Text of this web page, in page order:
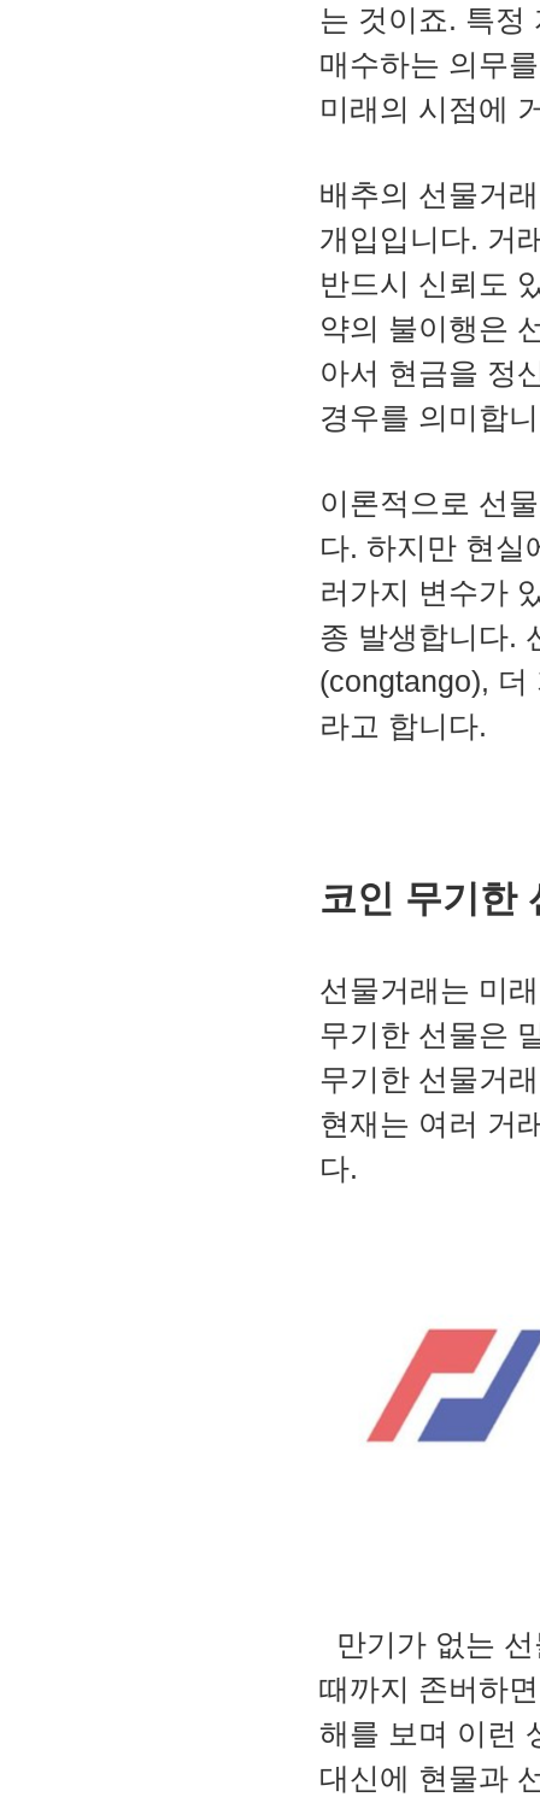
는 것이죠. 특정
매수하는 의무
미래의 시점에
배추의 선물거
개입입니다. 거
반드시 신뢰도
약의 불이행은
아서 현금을 정
경우를 의미합
이론적으로 선
다. 하지만 현실
러가지 변수가
종 발생합니다.
(congtango), 더
라고 합니다.
코인 무기한
선물거래는 미
무기한 선물은
무기한 선물거
현재는 여러 거
다.
만기가 없는
때까지 존버하
해를 보며 이런
대신에 현물과